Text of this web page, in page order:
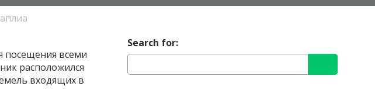
посещения всеми
расположился
входящих в
Search for: